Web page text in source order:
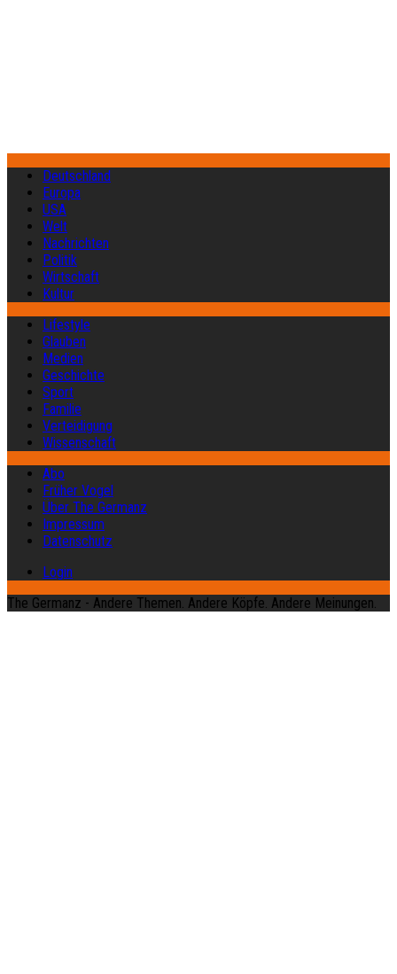
Deutschland
Europa
USA
Welt
Nachrichten
Politik
Wirtschaft
Kultur
Lifestyle
Glauben
Medien
Geschichte
Sport
Familie
Verteidigung
Wissenschaft
Abo
Früher Vogel
Über The Germanz
Impressum
Datenschutz
Login
The Germanz - Andere Themen. Andere Köpfe. Andere Meinungen.